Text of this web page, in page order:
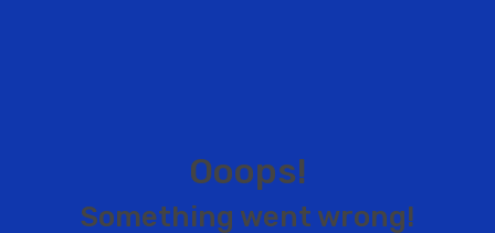
Ooops!
Something went wrong!